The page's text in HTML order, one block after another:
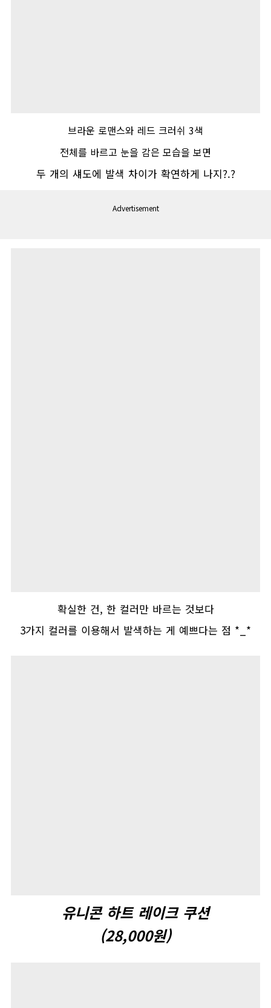
브라운 로맨스와 레드 크러쉬 3색
전체를 바르고 눈을 감은 모습을 보면
두 개의 섀도에 발색 차이가 확연하게 나지?.?
Advertisement
확실한 건, 한 컬러만 바르는 것보다
3가지 컬러를 이용해서 발색하는 게 예쁘다는 점 *_*
유니콘 하트 레이크 쿠션
(28,000원)